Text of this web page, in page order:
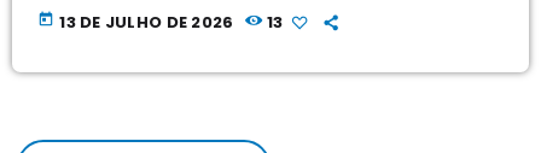
single "2 Step the Enemy". A faixa, que conta com as
participações especiais de LOST & FOUND e ZVC, mistura
today 13 DE JULHO DE 2026 13